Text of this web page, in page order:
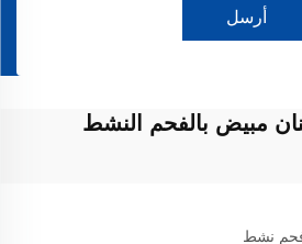
أرسل
مبيض بالفحم النشط
نشط